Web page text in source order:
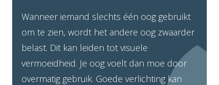
Wanneer iemand slechts één oog gebruikt
om te zien, wordt het andere oog zwaarder
belast. Dit kan leiden tot visuele
vermoeidheid. Je oog voelt dan moe door
overmatig gebruik. Goede verlichting kan